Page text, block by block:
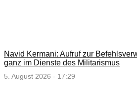
Navid Kermani: Aufruf zur
ganz im Dienste des Militarismus
5. August 2026 - 17:29